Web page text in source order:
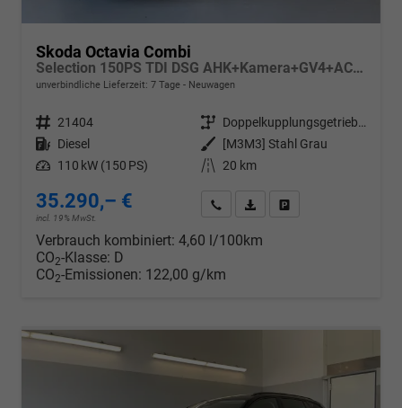
Skoda Octavia Combi
Selection 150PS TDI DSG AHK+Kamera+GV4+ACC+TravelAssist+Sunset+Alu+LightAssist
unverbindliche Lieferzeit: 7 Tage Neuwagen
Fahrzeugnr. 21404 Getriebe
Doppelkupplungsgetriebe (DSG)
Kraftstoff Diesel Außenfarbe
[M3M3] Stahl Grau
Leistung 110 kW (150 PS) Kilometerstand 20 km
35.290,– €
incl. 19% MwSt.
Wir rufen Sie anPDF-Datei, Fahrzeugexposé
Verbrauch kombiniert: 4,60 l/100km
CO2-Klasse: D
CO2-Emissionen: 122,00 g/km